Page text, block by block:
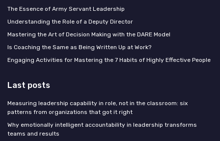
The Essence of Army Servant Leadership
Understanding the Role of a Deputy Director
Mastering the Art of Decision Making with the DARE Model
Is Coaching the Same as Being Written Up at Work?
Engaging Activities for Mastering the 7 Habits of Highly Effective People
Last posts
Measuring leadership capability in role, not in the classroom: six
patterns from organizations that got it right
Why emotionally intelligent accountability in leadership transforms
teams and results